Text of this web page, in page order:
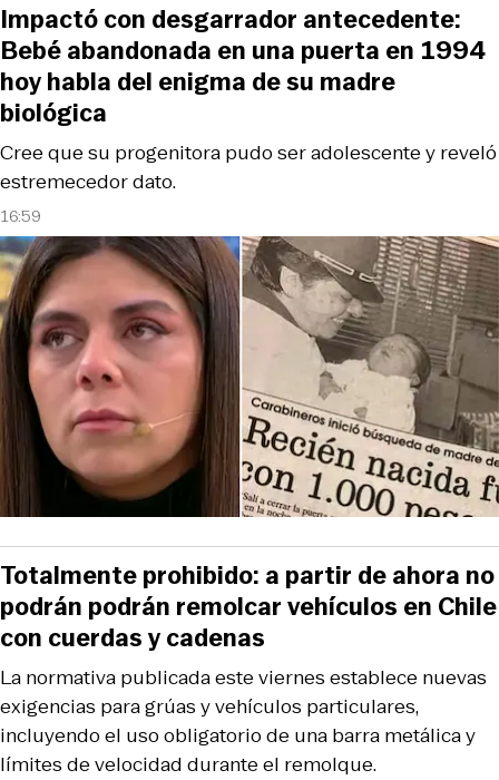
16:59
Cree que su progenitora pudo ser adolescente y reveló
estremecedor dato.
Impactó con desgarrador antecedente:
Bebé abandonada en una puerta en 1994
hoy habla del enigma de su madre
biológica
La normativa publicada este viernes establece nuevas
exigencias para grúas y vehículos particulares,
incluyendo el uso obligatorio de una barra metálica y
límites de velocidad durante el remolque.
Totalmente prohibido: a partir de ahora no
podrán podrán remolcar vehículos en Chile
con cuerdas y cadenas